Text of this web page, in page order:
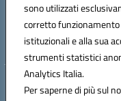
sono utilizzati
corretto
istituzionali e alla sua
strumenti statistici
Analytics Italia.
Per saperne di più sul
Via Luna e Sole, 44
- Mail:
- C.F. / P.IVA Convitto
Hosting &